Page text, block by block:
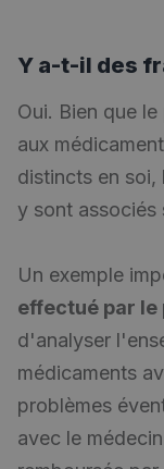
Y a-t-il des
Oui. Bien que
aux
distincts en soi,
y sont associés
Un exemple
effectué par le
d'analyser
médicaments
problèmes
avec le